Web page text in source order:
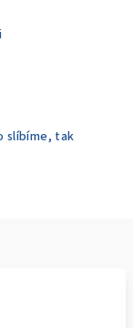
slíbíme, tak